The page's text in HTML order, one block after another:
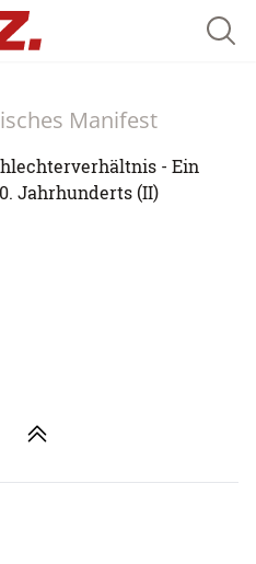
Manifest
- Ein
Jahrhunderts (II)